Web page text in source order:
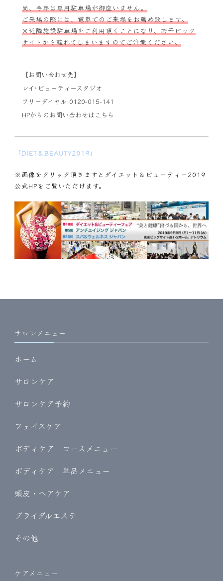
尚、今年は専用駐車場が御座いません。
ご来場の際には、電車でのご来場をお薦め致します。
※近隣施設駐車場をご利用頂くことになり、若干ビック
サイトから離れてしまいますのでご注意ください。
【お問い合わせ先】
レイ･ビューティースタジオ
フリーダイヤル:0120-015-141
HPからのお問い合わせは こちら
「DIET＆BEAUTY2019」
※画像をクリック頂きますとダイエット＆ビューティー2019
公式HPをご覧いただけます。
サロンメニュー
ホーム
サロンケア
サロンケア予約
フェイスケア
ボディケア コースメニュー
ボディケア 単品メニュー
頭皮・ヘアケア
ブライダルエステ
その他
ケアメニュー